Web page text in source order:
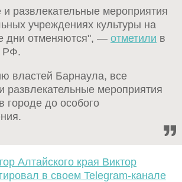
развлекательные мероприятия
учреждениях культуры на
дни отменяются", — отметили в
РФ.
властей Барнаула, все
развлекательные мероприятия
городе до особого
Алтайского края Виктор
в своем Telegram-канале